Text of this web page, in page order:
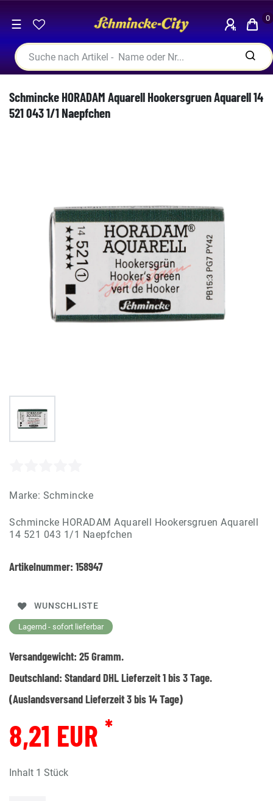
☰ 0
Schmincke HORADAM Aquarell Hookersgruen Aquarell 14
521 043 1/1 Naepfchen
Marke: Schmincke
Schmincke HORADAM Aquarell Hookersgruen Aquarell
14 521 043 1/1 Naepfchen
Artikelnummer: 158947
WUNSCHLISTE
Lagernd - sofort lieferbar
Versandgewicht: 25Gramm.
Deutschland: Standard DHL Lieferzeit 1 bis 3 Tage.
(Auslandsversand Lieferzeit 3 bis 14 Tage)
8,21 EUR *
Inhalt 1 Stück